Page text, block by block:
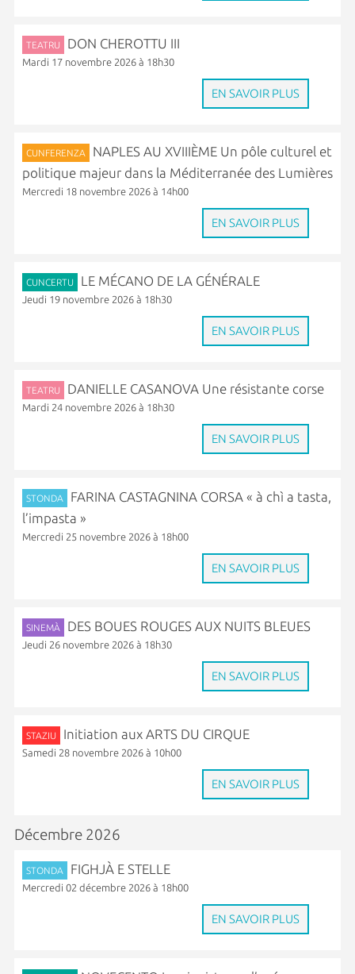
TEATRU DON CHEROTTU III
Mardi 17 novembre 2026 à 18h30
EN SAVOIR PLUS
CUNFERENZA
NAPLES AU XVIIIÈME Un pôle culturel et
politique majeur dans la Méditerranée des Lumières
Mercredi 18 novembre 2026 à 14h00
EN SAVOIR PLUS
CUNCERTU LE MÉCANO DE LA GÉNÉRALE
Jeudi 19 novembre 2026 à 18h30
EN SAVOIR PLUS
TEATRU DANIELLE CASANOVA Une résistante corse
Mardi 24 novembre 2026 à 18h30
EN SAVOIR PLUS
STONDA
FARINA CASTAGNINA CORSA « à chì a tasta,
l’impasta »
Mercredi 25 novembre 2026 à 18h00
EN SAVOIR PLUS
SINEMÀ DES BOUES ROUGES AUX NUITS BLEUES
Jeudi 26 novembre 2026 à 18h30
EN SAVOIR PLUS
STAZIU Initiation aux ARTS DU CIRQUE
Samedi 28 novembre 2026 à 10h00
EN SAVOIR PLUS
Décembre 2026
STONDA FIGHJÀ E STELLE
Mercredi 02 décembre 2026 à 18h00
EN SAVOIR PLUS